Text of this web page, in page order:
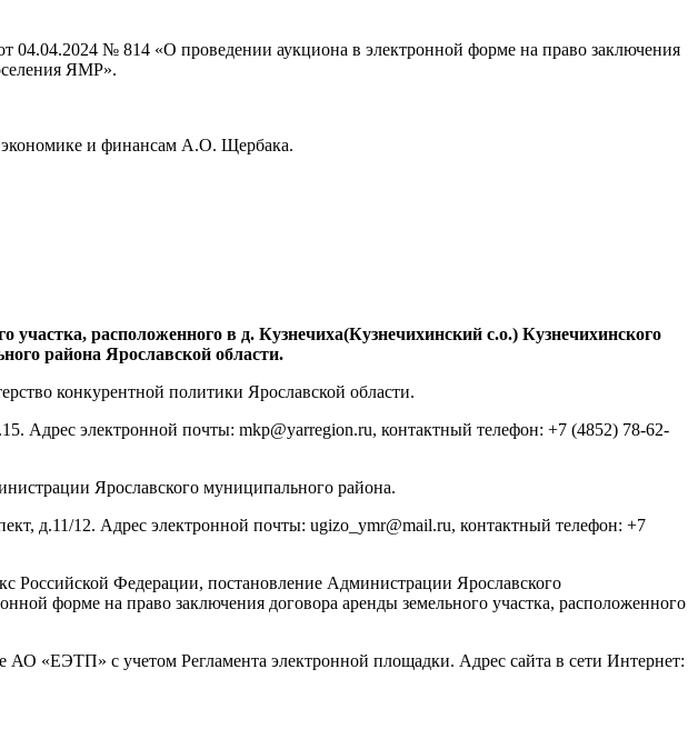
04.04.2024 № 814 «О проведении аукциона в электронной форме на право заключения
ЯМР».
экономике и финансам А.О. Щербака.
расположенного в д. Кузнечиха(Кузнечихинский с.о.) Кузнечихинского
района Ярославской области.
конкурентной политики Ярославской области.
Адрес электронной почты: mkp@yarregion.ru, контактный телефон: +7 (4852) 78-62-
Ярославского муниципального района.
д.11/12. Адрес электронной почты: ugizo_ymr@mail.ru, контактный телефон: +7
Российской Федерации, постановление Администрации Ярославского
форме на право заключения договора аренды земельного участка, расположенного
АО «ЕЭТП» с учетом Регламента электронной площадки. Адрес сайта в сети Интернет: